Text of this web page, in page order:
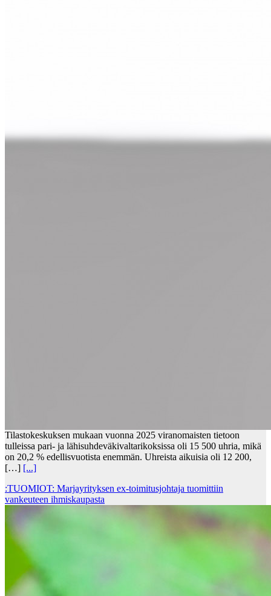
Tilastokeskuksen mukaan vuonna 2025 viranomaisten tietoon
tulleissa pari- ja lähisuhdeväkivaltarikoksissa oli 15 500 uhria, mikä
on 20,2 % edellisvuotista enemmän. Uhreista aikuisia oli 12 200,
[…] [...]
:TUOMIOT: Marjayrityksen ex-toimitusjohtaja tuomittiin
vankeuteen ihmiskaupasta